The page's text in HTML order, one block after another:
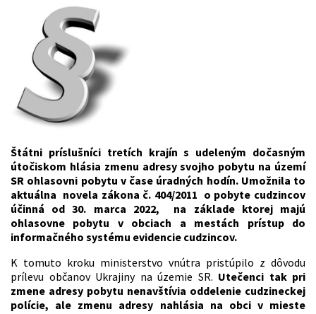
Štátni príslušníci tretích krajín s udeleným dočasným
útočiskom hlásia zmenu adresy svojho pobytu na území
SR ohlasovni pobytu v čase úradných hodín. Umožnila to
aktuálna novela zákona č. 404/2011 o pobyte cudzincov
účinná od 30. marca 2022, na základe ktorej majú
ohlasovne pobytu v obciach a mestách prístup do
informačného systému evidencie cudzincov.
K tomuto kroku ministerstvo vnútra pristúpilo z dôvodu
prílevu občanov Ukrajiny na územie SR. Utečenci tak pri
zmene adresy pobytu nenavštívia oddelenie cudzineckej
polície, ale zmenu adresy nahlásia na obci v mieste